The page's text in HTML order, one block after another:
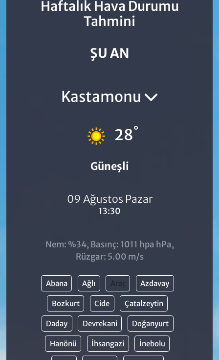
Haftalık Hava Durumu
Tahmini
ŞU AN
Kastamonu
28°
Güneşli
09 Ağustos Pazar
13:30
Nem: %34, Basınç: 1011 hpa hPa,
Rüzgar: 5.00 m/s
Abana Ağlı Araç Azdavay
Bozkurt Cide Çatalzeytin
Daday Devrekani Doğanyurt
Hanönü İhsangazi İnebolu